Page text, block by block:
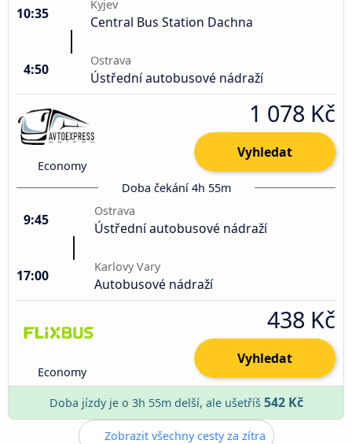
10:35
Kyjev
Central Bus Station Dachna
4:50
Ostrava
Ústřední autobusové nádraží
Economy
1 078 Kč
Vyhledat
Doba čekání 4h 55m
9:45
Ostrava
Ústřední autobusové nádraží
17:00
Karlovy Vary
Autobusové nádraží
Economy
438 Kč
Vyhledat
Doba jízdy je o 3h 55m delší, ale ušetříš 542 Kč
Zobrazit všechny cesty za zítra